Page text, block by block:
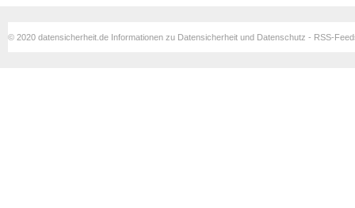
© 2020 datensicherheit.de Informationen zu Datensicherheit und Datenschutz - RSS-